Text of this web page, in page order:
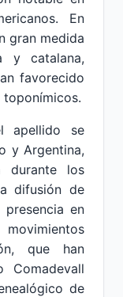
En
gran medida
y catalana,
favorecido
toponímicos.
apellido se
y Argentina,
durante los
difusión de
en
que han
Comadevall
de